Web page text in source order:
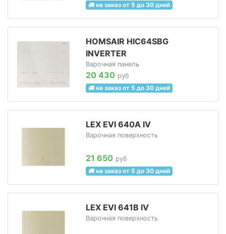
на заказ от 5 до 30 дней
HOMSAIR HIC64SBG
INVERTER
Варочная панель
20 430 руб
на заказ от 5 до 30 дней
LEX EVI 640A IV
Варочная поверхность
21 650 руб
на заказ от 5 до 30 дней
LEX EVI 641B IV
Варочная поверхность